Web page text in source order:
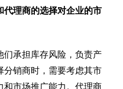
代理商的选择对企业的市
们承担库存风险，负责产
分销商时，需要考虑其市
和市场推广能力。代理商